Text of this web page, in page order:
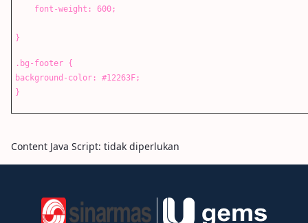
font-weight: 600;
}
.bg-footer {
background-color: #12263F;
}
Content Java Script: tidak diperlukan